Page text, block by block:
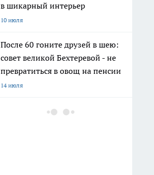
в шикарный интерьер
10 июля
После 60 гоните друзей в шею:
совет великой Бехтеревой - не
превратиться в овощ на пенсии
14 июля
Гигант с нежной душой: как